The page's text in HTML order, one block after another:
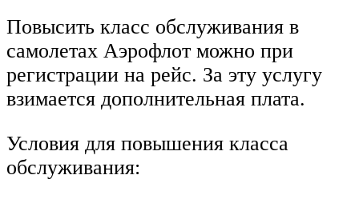
Повысить класс обслуживания в
самолетах Аэрофлот можно при
регистрации на рейс. За эту услугу
взимается дополнительная плата.
Условия для повышения класса
обслуживания: